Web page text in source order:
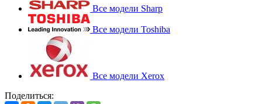
Все модели Sharp
Все модели Toshiba
Все модели Xerox
Поделиться: